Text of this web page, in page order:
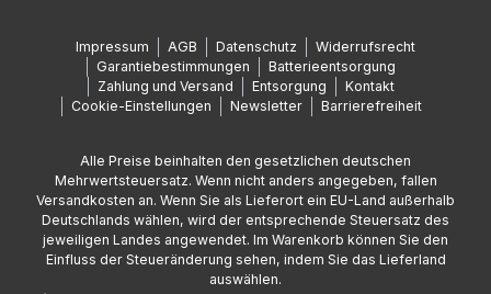
Impressum AGB Datenschutz
Widerrufsrecht
Garantiebestimmungen
Batterieentsorgung
Zahlung und Versand
Entsorgung
Kontakt
Cookie-Einstellungen
Newsletter Barrierefreiheit
Alle Preise beinhalten den gesetzlichen deutschen
Mehrwertsteuersatz. Wenn nicht anders angegeben, fallen
Versandkosten an. Wenn Sie als Lieferort ein EU-Land außerhalb
Deutschlands wählen, wird der entsprechende Steuersatz des
jeweiligen Landes angewendet. Im Warenkorb können Sie den
Einfluss der Steueränderung sehen, indem Sie das Lieferland
auswählen.